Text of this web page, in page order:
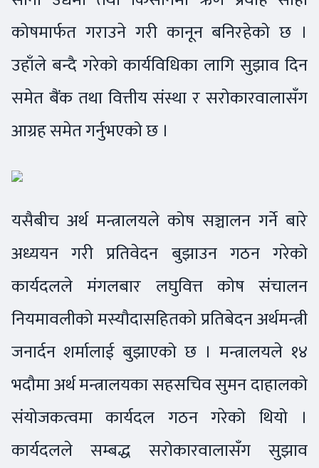
कोषमार्फत गराउने गरी कानून बनिरहेको छ ।
उहाँले बन्दै गरेको कार्यविधिका लागि सुझाव दिन
समेत बैंक तथा वित्तीय संस्था र सरोकारवालासँग
आग्रह समेत गर्नुभएको छ ।
यसैबीच अर्थ मन्त्रालयले कोष सञ्चालन गर्ने बारे
अध्ययन गरी प्रतिवेदन बुझाउन गठन गरेको
कार्यदलले मंगलबार लघुवित्त कोष संचालन
नियमावलीको मस्यौदासहितको प्रतिबेदन अर्थमन्त्री
जनार्दन शर्मालाई बुझाएको छ । मन्त्रालयले १४
भदौमा अर्थ मन्त्रालयका सहसचिव सुमन दाहालको
संयोजकत्वमा कार्यदल गठन गरेको थियो ।
कार्यदलले सम्बद्ध सरोकारवालासँग सुझाव